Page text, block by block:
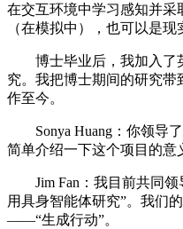
在交互环境中学习感知并采
（在模拟中），也可以是现
博士毕业后，我加入了
究。我把博士期间的研究
作至今。
Sonya Huang：你领导了
简单介绍一下这个项目的意
Jim Fan：我目前共同领
用具身智能体研究”。我们
——“生成行动”。